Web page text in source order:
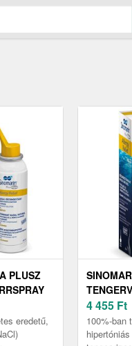
PLUSZ
ML
eredetű,
4 455 Ft
100%-ban